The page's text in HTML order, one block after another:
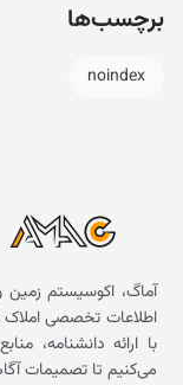
برچسب‌ها
noindex
آماگ، اکوسیستم
اطلاعات تخصصی
با ارائه دانشنامه،
می‌کنیم تا تصمیمات